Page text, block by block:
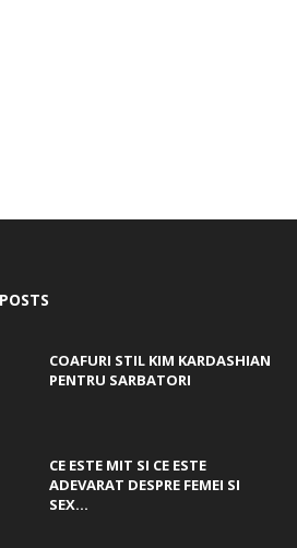
COAFURI STIL KIM KARDASHIAN
PENTRU SARBATORI
CE ESTE MIT SI CE ESTE
ADEVARAT DESPRE FEMEI SI
SEX...